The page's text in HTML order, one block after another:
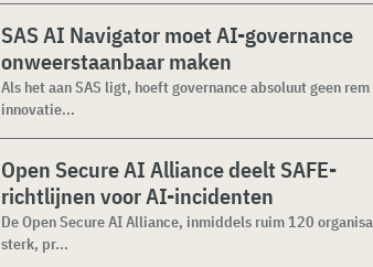
SAS AI Navigator moet AI-governance
onweerstaanbaar maken
Als het aan SAS ligt, hoeft governance absoluut geen rem
innovatie...
Open Secure AI Alliance deelt SAFE-
richtlijnen voor AI-incidenten
De Open Secure AI Alliance, inmiddels ruim 120
sterk, pr...